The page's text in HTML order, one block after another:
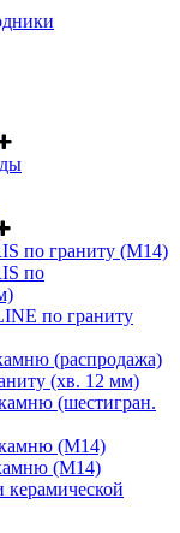
по граниту (М14)
по
по граниту
(распродажа)
(хв. 12 мм)
(шестигран.
(M14)
(M14)
керамической